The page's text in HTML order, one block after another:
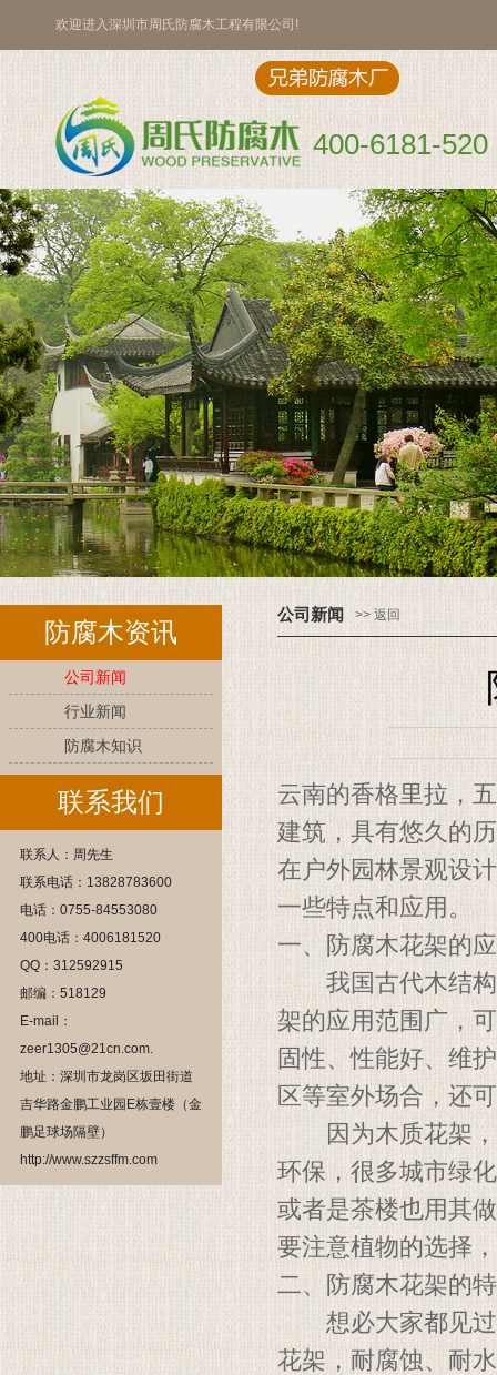
欢迎进入深圳市周氏防腐木工程有限公司!
400-6181-520
防腐木资讯
公司新闻
行业新闻
防腐木知识
联系我们
联系人：周先生
联系电话：13828783600
电话：0755-84553080
400电话：4006181520
QQ：312592915
邮编：518129
E-mail：
zeer1305@21cn.com.
地址：深圳市龙岗区坂田街道
吉华路金鹏工业园E栋壹楼（金
鹏足球场隔壁）
http://www.szzsffm.com
公司新闻 >> 返回
云南的香格里拉，
建筑，具有悠久的
在户外园林景观设
一些特点和应用。
一、防腐木花架的
我国古代木结构
架的应用范围广，
固性、性能好、维
区等室外场合，还
因为木质花架，
环保，很多城市绿
或者是茶楼也用其
要注意植物的选择
二、防腐木花架的
想必大家都见过
花架，耐腐蚀、耐